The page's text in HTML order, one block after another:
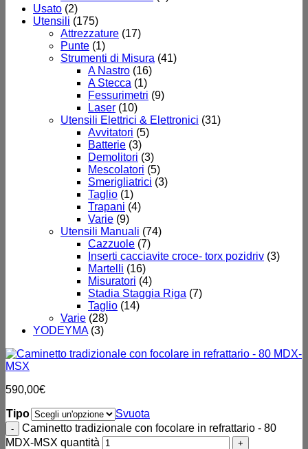
Usato (2)
Utensili (175)
Attrezzature (17)
Punte (1)
Strumenti di Misura (41)
A Nastro (16)
A Stecca (1)
Fessurimetri (9)
Laser (10)
Utensili Elettrici & Elettronici (31)
Avvitatori (5)
Batterie (3)
Demolitori (3)
Mescolatori (5)
Smerigliatrici (3)
Taglio (1)
Trapani (4)
Varie (9)
Utensili Manuali (74)
Cazzuole (7)
Inserti cacciavite croce- torx pozidriv (3)
Martelli (16)
Misuratori (4)
Stadia Staggia Riga (7)
Taglio (14)
Varie (28)
YODEYMA (3)
590,00€
Tipo
Svuota
Caminetto tradizionale con focolare in refrattario - 80
MDX-MSX quantità